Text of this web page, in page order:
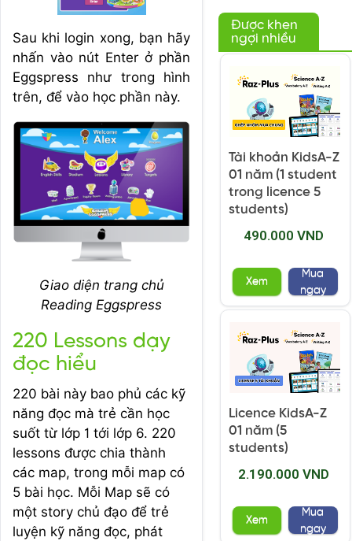
Sau khi login xong, bạn hãy
nhấn vào nút Enter ở phần
Eggspress như trong hình
trên, để vào học phần này.
Giao diện trang chủ
Reading Eggspress
220 Lessons dạy
đọc hiểu
220 bài này bao phủ các kỹ
năng đọc mà trẻ cần học
suốt từ lớp 1 tới lớp 6. 220
lessons được chia thành
các map, trong mỗi map có
5 bài học. Mỗi Map sẽ có
một story chủ đạo để trẻ
luyện kỹ năng đọc, phát
Được khen
ngợi nhiều
Tài khoản KidsA-Z
01 năm (1 student
trong licence 5
students)
490.000 VND
Xem
Mua
ngay
Licence KidsA-Z
01 năm (5
students)
2.190.000 VND
Xem
Mua
ngay